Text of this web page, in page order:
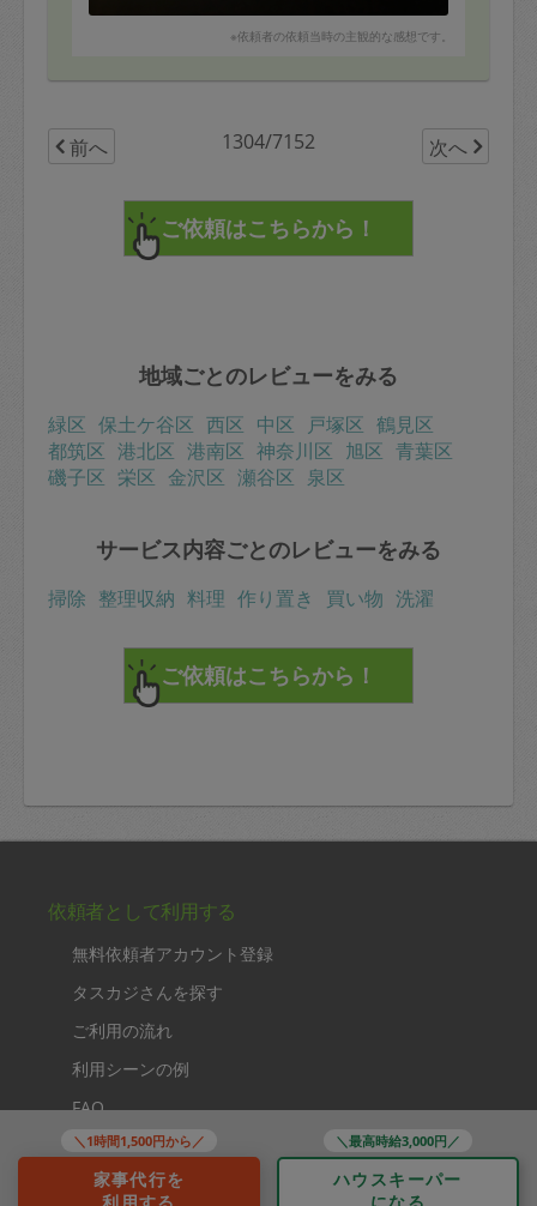
＼1時間1,500円から／
家事代行を
＼最高時給3,000円／
ハウスキーパー
※依頼者の依頼当時の主観的な感想です。
前へ 1304/7152 次へ
地域ごとのレビューをみる
緑区 保土ケ谷区 西区 中区 戸塚区 鶴見区
都筑区 港北区 港南区 神奈川区 旭区 青葉区
磯子区 栄区 金沢区 瀬谷区 泉区
サービス内容ごとのレビューをみる
掃除 整理収納 料理 作り置き 買い物 洗濯
依頼者として利用する
無料依頼者アカウント登録
タスカジさんを探す
ご利用の流れ
利用シーンの例
FAQ
法人として利用する